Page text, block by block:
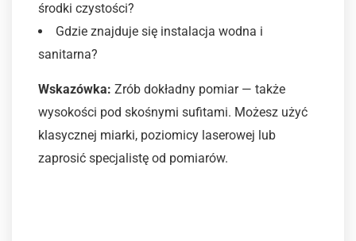
środki czystości?
Gdzie znajduje się instalacja wodna i
sanitarna?
Wskazówka: Zrób dokładny pomiar — także
wysokości pod skośnymi sufitami. Możesz użyć
klasycznej miarki, poziomicy laserowej lub
zaprosić specjalistę od pomiarów.